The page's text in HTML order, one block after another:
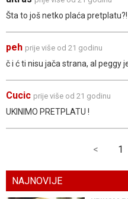
Šta to još netko plaća pretplatu?!
peh prije više od 21 godinu
č i ć ti nisu jača strana, al peggy
Cucic prije više od 21 godinu
UKINIMO PRETPLATU !
< 1
NAJNOVIJE